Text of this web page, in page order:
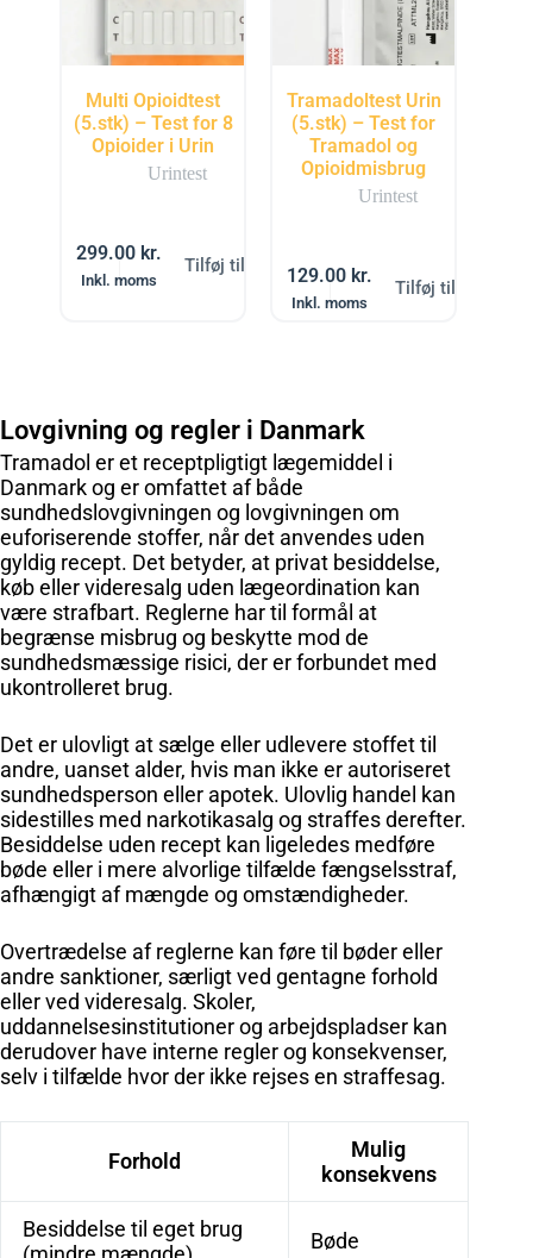
Multi Opioidtest
(5.stk) – Test for 8
Opioider i Urin
Urintest
299.00 kr.
Inkl. moms
Tilføj til kurv
Tramadoltest Urin
(5.stk) – Test for
Tramadol og
Opioidmisbrug
Urintest
129.00 kr.
Inkl. moms
Tilføj til kurv
Lovgivning og regler i Danmark
Tramadol er et receptpligtigt lægemiddel i
Danmark og er omfattet af både
sundhedslovgivningen og lovgivningen om
euforiserende stoffer, når det anvendes uden
gyldig recept. Det betyder, at privat besiddelse,
køb eller videresalg uden lægeordination kan
være strafbart. Reglerne har til formål at
begrænse misbrug og beskytte mod de
sundhedsmæssige risici, der er forbundet med
ukontrolleret brug.
Det er ulovligt at sælge eller udlevere stoffet til
andre, uanset alder, hvis man ikke er autoriseret
sundhedsperson eller apotek. Ulovlig handel kan
sidestilles med narkotikasalg og straffes derefter.
Besiddelse uden recept kan ligeledes medføre
bøde eller i mere alvorlige tilfælde fængselsstraf,
afhængigt af mængde og omstændigheder.
Overtrædelse af reglerne kan føre til bøder eller
andre sanktioner, særligt ved gentagne forhold
eller ved videresalg. Skoler,
uddannelsesinstitutioner og arbejdspladser kan
derudover have interne regler og konsekvenser,
selv i tilfælde hvor der ikke rejses en straffesag.
Forhold
Mulig
konsekvens
Besiddelse til eget brug
Bøde